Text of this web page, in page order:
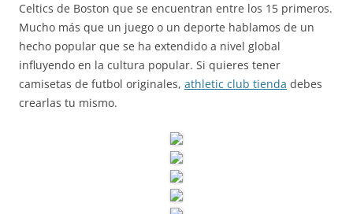
Celtics de Boston que se encuentran entre los 15 primeros.
Mucho más que un juego o un deporte hablamos de un
hecho popular que se ha extendido a nivel global
influyendo en la cultura popular. Si quieres tener
camisetas de futbol originales, athletic club tienda debes
crearlas tu mismo.